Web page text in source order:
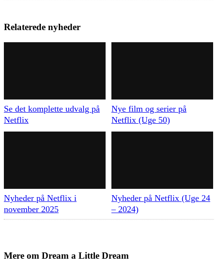
Relaterede nyheder
Se det komplette udvalg på
Netflix
Nye film og serier på
Netflix (Uge 50)
Nyheder på Netflix i
november 2025
Nyheder på Netflix (Uge 24
– 2024)
Mere om Dream a Little Dream